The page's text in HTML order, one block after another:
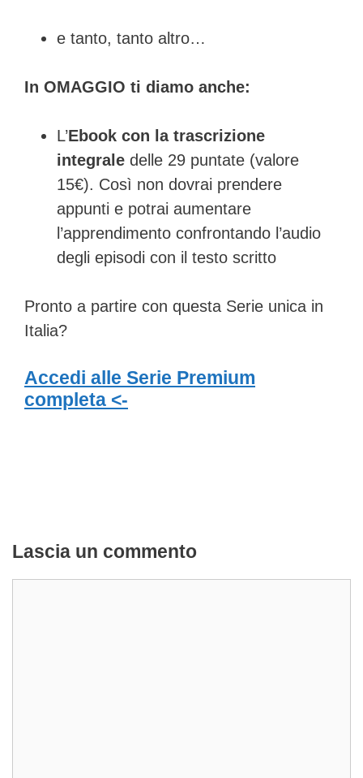
e tanto, tanto altro…
In OMAGGIO ti diamo anche:
L’Ebook con la trascrizione
integrale delle 29 puntate (valore
15€). Così non dovrai prendere
appunti e potrai aumentare
l’apprendimento confrontando l’audio
degli episodi con il testo scritto
Pronto a partire con questa Serie unica in
Italia?
Accedi alle Serie Premium
completa <-
Lascia un commento